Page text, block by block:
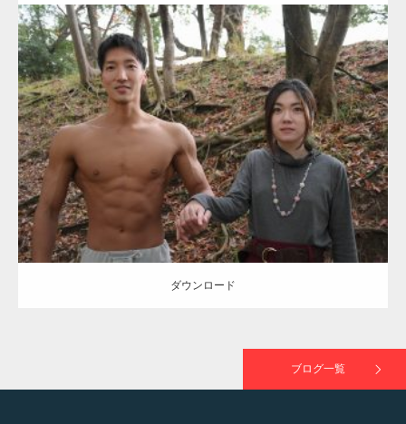
Update:2021.07.8
Category:公園のマッチョ その他 AKIHITO(細マッチョ) 大胸筋 腹筋
ダウンロード
ダウンロード
ブログ一覧
ラスが紹介されま…
TOKYO FMラジオ番組「ONE MORNING」
で紹介さ…
NHK「所さん！事件ですよ」に取材されまし
た（6/8放送）